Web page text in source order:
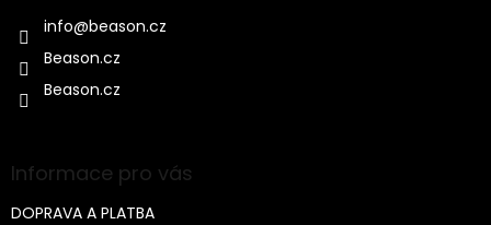
info@beason.cz
Beason.cz
Beason.cz
Informace pro vás
DOPRAVA A PLATBA